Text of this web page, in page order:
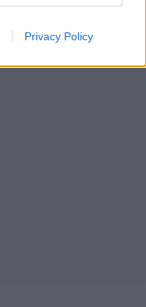
Privacy Policy